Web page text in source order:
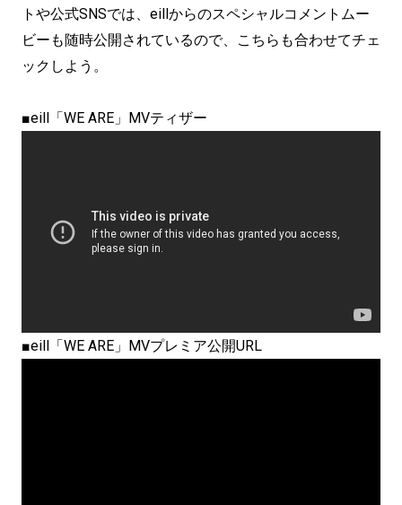
トや公式SNSでは、eillからのスペシャルコメントムー
ビーも随時公開されているので、こちらも合わせてチェ
ックしよう。
■eill「WE ARE」MVティザー
■eill「WE ARE」MVプレミア公開URL